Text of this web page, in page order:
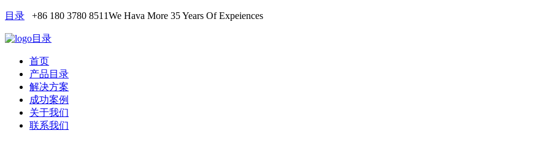
目录 +86 180 3780 8511We Hava More 35 Years Of Expeiences
目录
首页
产品目录
解决方案
成功案例
关于我们
联系我们